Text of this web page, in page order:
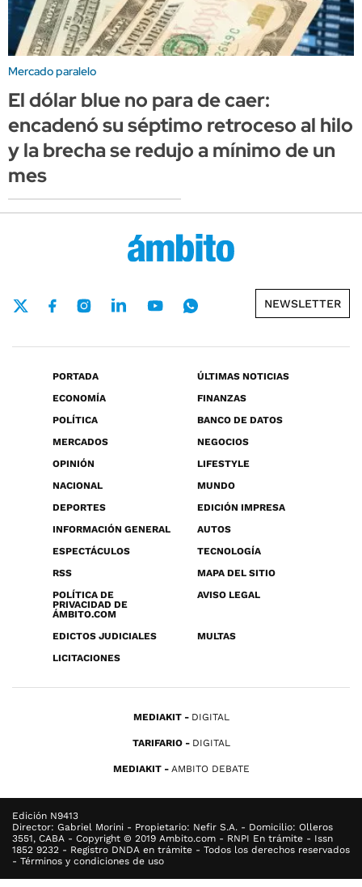
Mercado paralelo
El dólar blue no para de caer:
encadenó su séptimo retroceso al hilo
y la brecha se redujo a mínimo de un
mes
NEWSLETTER
PORTADA
ÚLTIMAS NOTICIAS
ECONOMÍA
FINANZAS
POLÍTICA
BANCO DE DATOS
MERCADOS
NEGOCIOS
OPINIÓN
LIFESTYLE
NACIONAL
MUNDO
DEPORTES
EDICIÓN IMPRESA
INFORMACIÓN GENERAL
AUTOS
ESPECTÁCULOS
TECNOLOGÍA
RSS
MAPA DEL SITIO
POLÍTICA DE
PRIVACIDAD DE
ÁMBITO.COM
AVISO LEGAL
EDICTOS JUDICIALES
MULTAS
LICITACIONES
MEDIAKIT DIGITAL
TARIFARIO DIGITAL
MEDIAKIT AMBITO DEBATE
Edición N9413
Director: Gabriel Morini - Propietario: Nefir S.A. - Domicilio: Olleros
3551, CABA - Copyright © 2019 Ambito.com - RNPI En trámite - Issn
1852 9232 - Registro DNDA en trámite - Todos los derechos reservados
- Términos y condiciones de uso